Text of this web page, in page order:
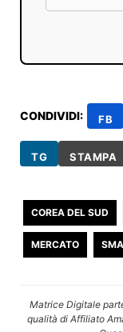
CONDIVIDI: FB
TG STAMPA
COREA DEL SUD
MERCATO
Matrice Digitale
qualità di Affiliato